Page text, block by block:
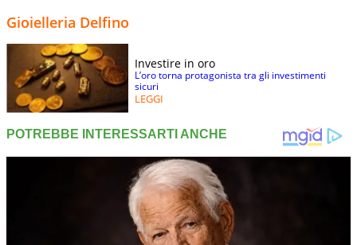
Gioielleria Delfino
Investire in oro
L’oro torna protagonista tra gli investimenti
sicuri
LEGGI